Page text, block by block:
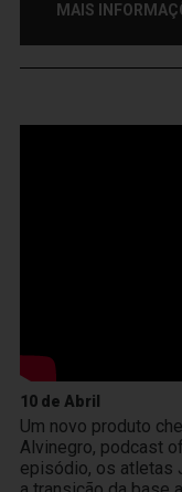
MAIS
10 de Abril
Um novo produto
Alvinegro, podcast
episódio, os atletas